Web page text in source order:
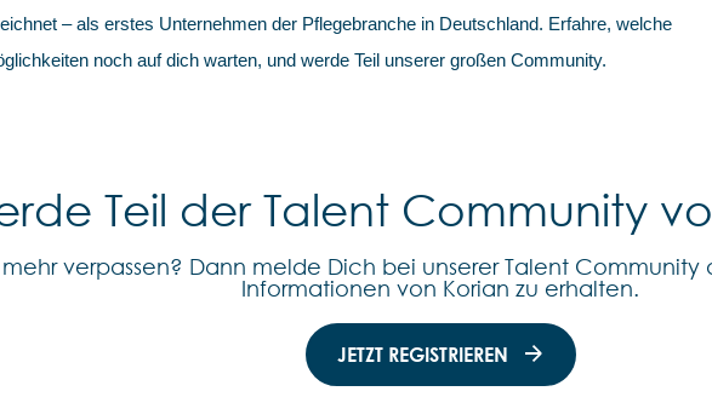
– als erstes Unternehmen der Pflegebranche in Deutschland. Erfahre, welche
noch auf dich warten, und werde Teil unserer großen Community.
Teil der Talent Community
verpassen? Dann melde Dich bei unserer Talent
Informationen von Korian zu erhalten.
JETZT REGISTRIEREN